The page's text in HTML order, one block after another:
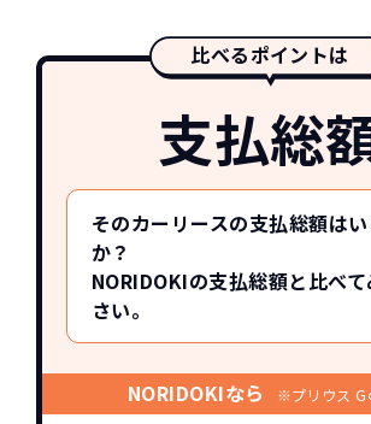
比べるポイントは
支払総
そのカーリースの支払総額は
か？
NORIDOKIの支払総額と比べ
さい。
NORIDOKIなら ※プリウス G